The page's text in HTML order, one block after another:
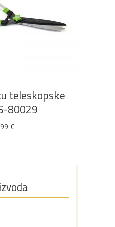
roba
namještaj
teleskopske
80029
€